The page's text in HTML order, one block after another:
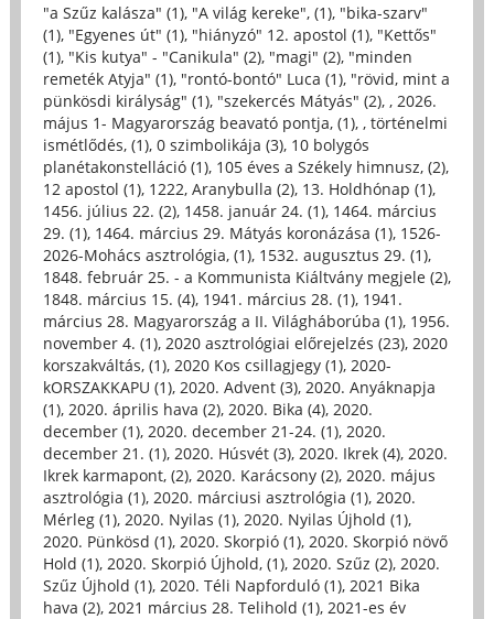
"a Szűz kalásza" (1), "A világ kereke", (1), "bika-szarv"
(1), "Egyenes út" (1), "hiányzó" 12. apostol (1), "Kettős"
(1), "Kis kutya" - "Canikula" (2), "magi" (2), "minden
remeték Atyja" (1), "rontó-bontó" Luca (1), "rövid, mint a
pünkösdi királyság" (1), "szekercés Mátyás" (2), , 2026.
május 1- Magyarország beavató pontja, (1), , történelmi
ismétlődés, (1), 0 szimbolikája (3), 10 bolygós
planétakonstelláció (1), 105 éves a Székely himnusz, (2),
12 apostol (1), 1222, Aranybulla (2), 13. Holdhónap (1),
1456. július 22. (2), 1458. január 24. (1), 1464. március
29. (1), 1464. március 29. Mátyás koronázása (1), 1526-
2026-Mohács asztrológia, (1), 1532. augusztus 29. (1),
1848. február 25. - a Kommunista Kiáltvány megjele (2),
1848. március 15. (4), 1941. március 28. (1), 1941.
március 28. Magyarország a II. Világháborúba (1), 1956.
november 4. (1), 2020 asztrológiai előrejelzés (23), 2020
korszakváltás, (1), 2020 Kos csillagjegy (1), 2020-
kORSZAKKAPU (1), 2020. Advent (3), 2020. Anyáknapja
(1), 2020. április hava (2), 2020. Bika (4), 2020.
december (1), 2020. december 21-24. (1), 2020.
december 21. (1), 2020. Húsvét (3), 2020. Ikrek (4), 2020.
Ikrek karmapont, (2), 2020. Karácsony (2), 2020. május
asztrológia (1), 2020. márciusi asztrológia (1), 2020.
Mérleg (1), 2020. Nyilas (1), 2020. Nyilas Újhold (1),
2020. Pünkösd (1), 2020. Skorpió (1), 2020. Skorpió növő
Hold (1), 2020. Skorpió Újhold, (1), 2020. Szűz (2), 2020.
Szűz Újhold (1), 2020. Téli Napforduló (1), 2021 Bika
hava (2), 2021 március 28. Telihold (1), 2021-es év